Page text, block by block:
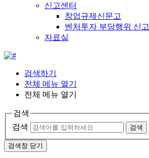
신고센터
창업규제신문고
벤처투자 부당행위 신고
자료실
검색하기
전체 메뉴 열기
전체 메뉴 열기
검색
검색
검색
검색창 닫기